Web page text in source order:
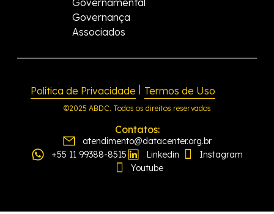
Governamental
Governança
Associados
Política de Privacidade | Termos de Uso
©2025 ABDC. Todos os direitos reservados
Contatos:
atendimento@datacenter.org.br
+55 11 99388-8515
Linkedin
Instagram
Youtube